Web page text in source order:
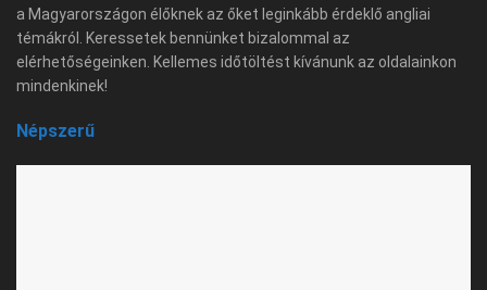
a Magyarországon élőknek az őket leginkább érdeklő angliai
témákról. Keressetek bennünket bizalommal az
elérhetőségeinken. Kellemes időtöltést kívánunk az oldalainkon
mindenkinek!
Népszerű